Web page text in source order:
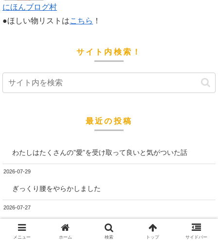
にほんブログ村
●ほしい物リストはこちら ！
サイト内検索！
最近の投稿
わたしはたくさんの”愛”を受け取って良いと気がついた話
2026-07-29
ぎっくり腰をやらかしました
2026-07-27
自分を否定するために”ない”や”不足”に目をやっていたことに気が
ついた話
メニュー ホーム 検索 トップ サイドバー